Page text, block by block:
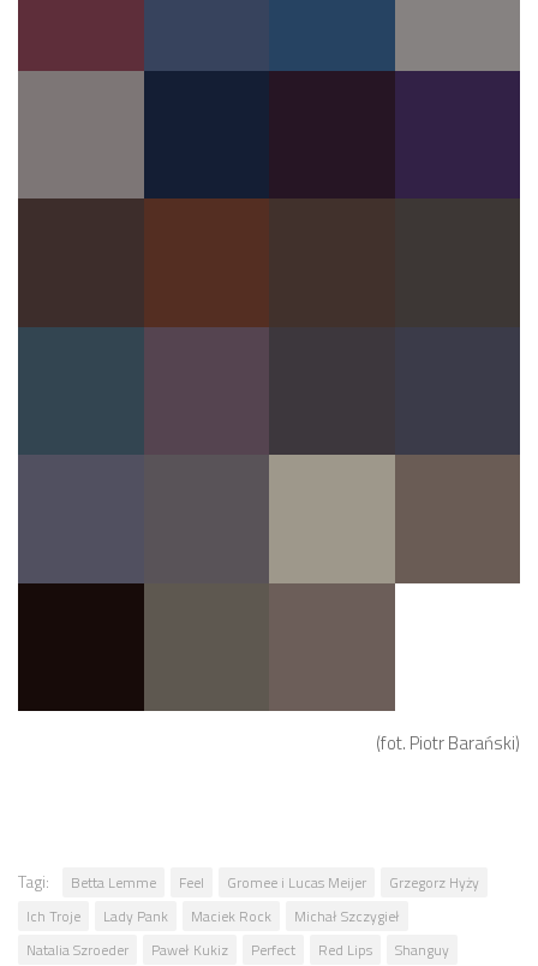
(fot. Piotr Barański)
Tagi: Betta Lemme Feel Gromee i Lucas Meijer
Grzegorz Hyży
Ich Troje
Lady Pank Maciek Rock
Michał Szczygieł
Natalia Szroeder
Paweł Kukiz Perfect Red Lips Shanguy